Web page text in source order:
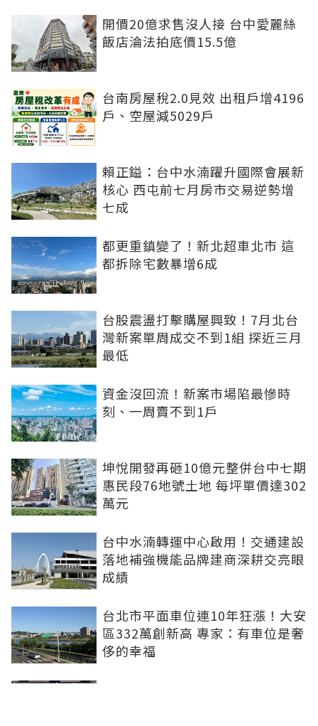
開價20億求售沒人接 台中愛麗絲
飯店淪法拍底價15.5億
台南房屋稅2.0見效 出租戶增4196
戶、空屋減5029戶
賴正鎰：台中水湳躍升國際會展新
核心 西屯前七月房市交易逆勢增
七成
都更重鎮變了！新北超車北市 這
都拆除宅數暴增6成
台股震盪打擊購屋興致！7月北台
灣新案單周成交不到1組 探近三月
最低
資金沒回流！新案市場陷最慘時
刻、一周賣不到1戶
坤悅開發再砸10億元整併台中七期
惠民段76地號土地 每坪單價達302
萬元
台中水湳轉運中心啟用！交通建設
落地補強機能品牌建商深耕交亮眼
成績
台北市平面車位連10年狂漲！大安
區332萬創新高 專家：有車位是奢
侈的幸福